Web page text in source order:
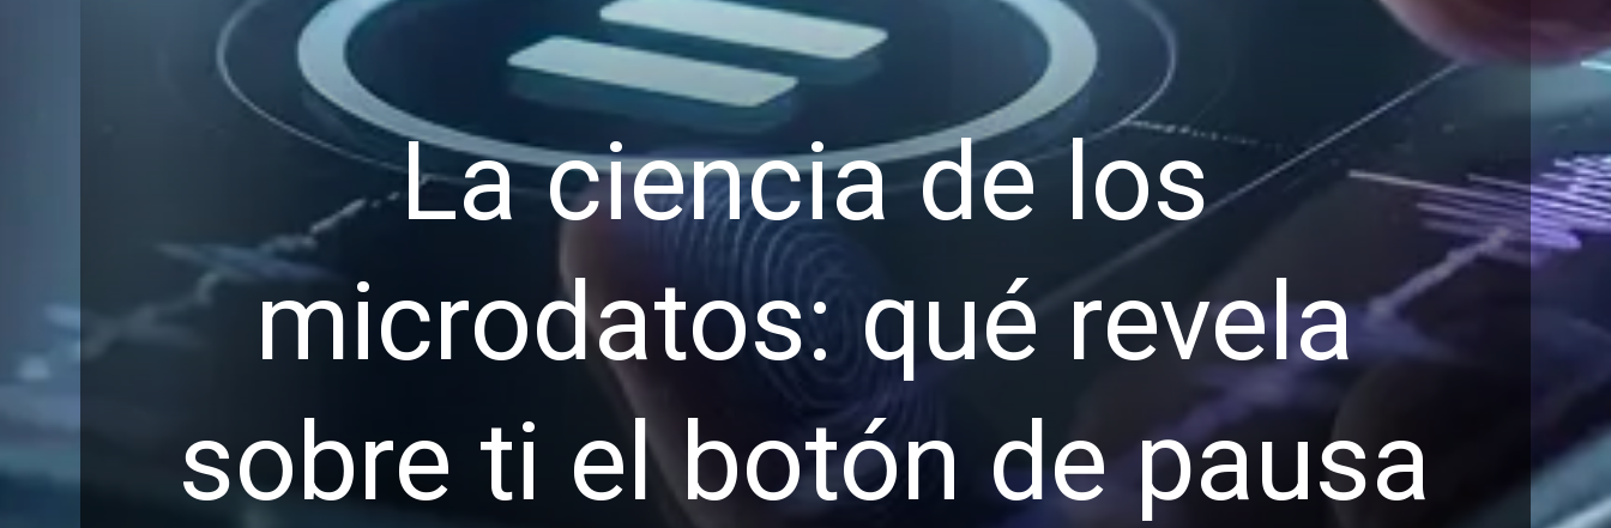
La ciencia de los
microdatos: qué revela
sobre ti el botón de pausa